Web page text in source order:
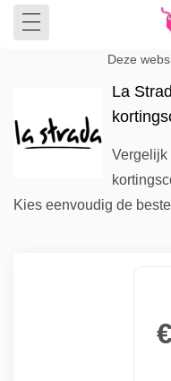
Deze
La
Vergelijk
Kies eenvoudig de